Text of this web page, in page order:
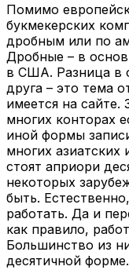
Помимо
букмекерских
дробным или по
Дробные – в
в США. Разница в
друга – это тема
имеется на
многих конторах
иной формы
многих азиатских
стоят априори
некоторых
быть.
работать. Да и
как правило,
Большинство из
десятичной